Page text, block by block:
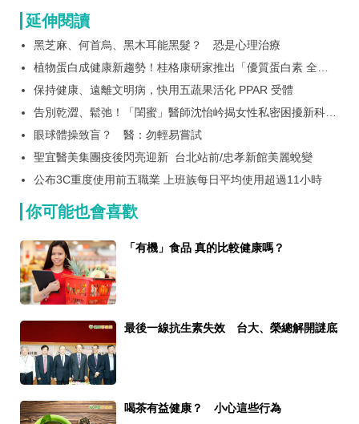
延伸閱讀
黑芝麻、何首烏、黑木耳能黑髮？ 恐是心理治療
植物蛋白成健康新趨勢！桂格康研家推出「優質蛋白素 全植
物配方 三重植物蛋白搭配20克優質蛋白質 兼顧美味、營養
與永續，打造全民每日蛋白新選擇
保持健康、遠離文明病，快用五蔬果活化 PPAR 受體
告別乾澀、鬆弛！「閨蜜」醫師沈怡岒揭女性私密困擾新科技
解方
眼球體操致盲？ 醫：勿輕易嘗試
聖宜醫美集團疫後閃亮迎新 台北站前/忠孝新館美麗蛻變
公布3C重度使用前五職業 上班族每日平均使用超過11小時
你可能也會喜歡
「有機」食品 真的比較健康嗎？
最後一線抗生素失效 台大、榮總解開謎底
喝茶有益健康？ 小心這些行為